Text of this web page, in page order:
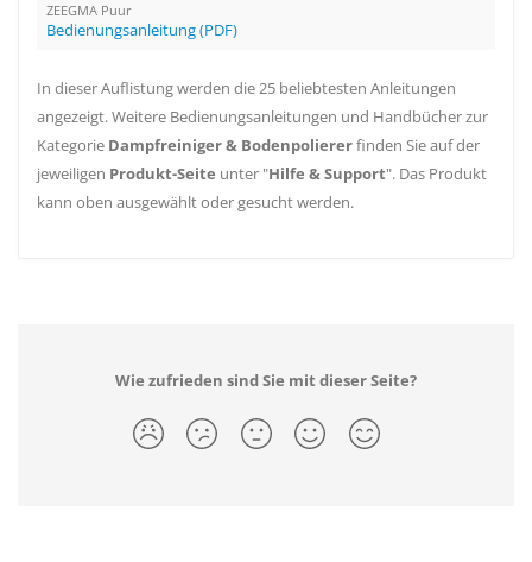
ZEEGMA Puur
Bedienungsanleitung (PDF)
In dieser Auflistung werden die 25 beliebtesten Anleitungen
angezeigt. Weitere Bedienungsanleitungen und Handbücher zur
Kategorie Dampfreiniger & Bodenpoliererfinden Sie auf der
jeweiligen Produkt-Seite unter "Hilfe & Support". Das Produkt
kann oben ausgewählt oder gesucht werden.
Wie zufrieden sind Sie mit dieser Seite?